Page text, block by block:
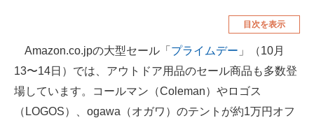
メディア
目次を表示
Amazon.co.jpの大型セール「 プライムデー 」（10月
13〜14日）では、アウトドア用品のセール商品も多数登
場しています。コールマン（Coleman）やロゴス
（LOGOS）、ogawa（オガワ）のテントが約1万円オフ